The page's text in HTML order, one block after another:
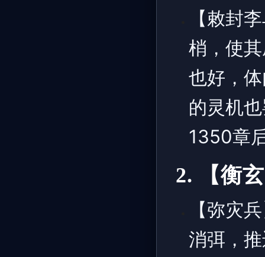
【敕封
梢，使
也好，
的灵机
1350章
2. 【衡
【弥灾
消弭，